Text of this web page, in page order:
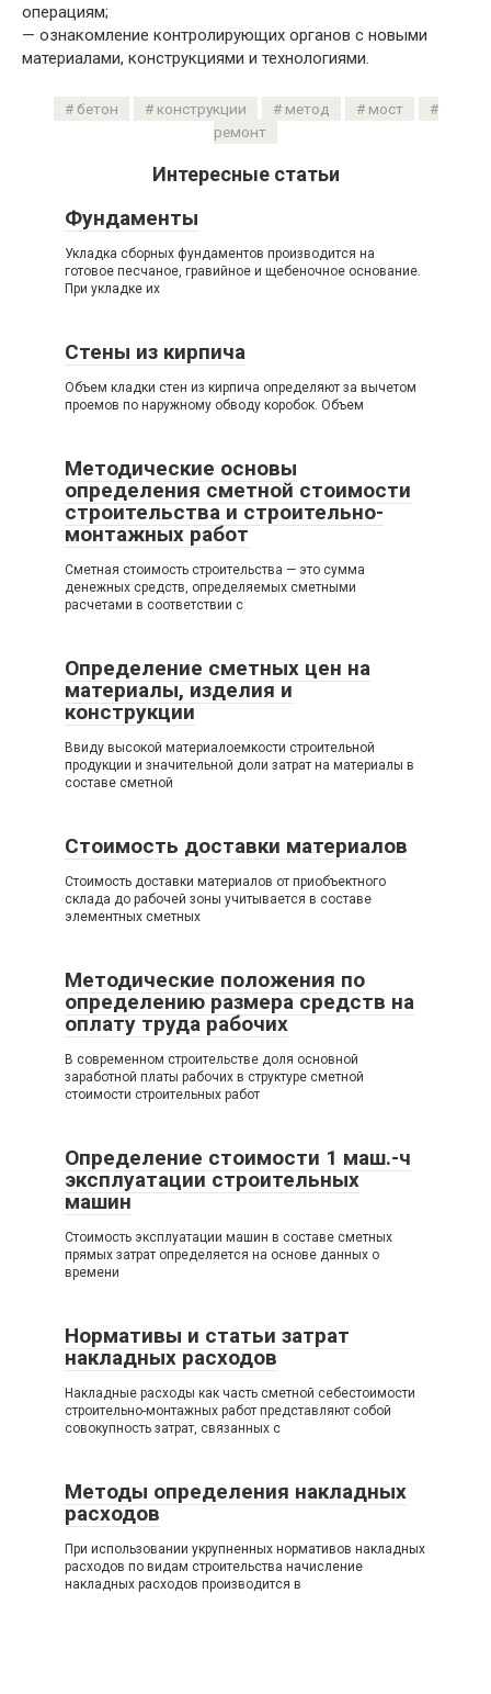
операциям;
— ознакомление контролирующих органов с новыми
материалами, конструкциями и технологиями.
бетон конструкции метод
мост
ремонт
Интересные статьи
Фундаменты
Укладка сборных фундаментов производится на
готовое песчаное, гравийное и щебеночное основание.
При укладке их
Стены из кирпича
Объем кладки стен из кирпича определяют за вычетом
проемов по наружному обводу коробок. Объем
Методические основы
определения сметной стоимости
строительства и строительно-
монтажных работ
Сметная стоимость строительства — это сумма
денежных средств, определяемых сметными
расчетами в соответствии с
Определение сметных цен на
материалы, изделия и
конструкции
Ввиду высокой материалоемкости строительной
продукции и значительной доли затрат на материалы в
составе сметной
Стоимость доставки материалов
Стоимость доставки материалов от приобъектного
склада до рабочей зоны учитывается в составе
элементных сметных
Методические положения по
определению размера средств на
оплату труда рабочих
В современном строительстве доля основной
заработной платы рабочих в структуре сметной
стоимости строительных работ
Определение стоимости 1 маш.-ч
эксплуатации строительных
машин
Стоимость эксплуатации машин в составе сметных
прямых затрат определяется на основе данных о
времени
Нормативы и статьи затрат
накладных расходов
Накладные расходы как часть сметной себестоимости
строительно-монтажных работ представляют собой
совокупность затрат, связанных с
Методы определения накладных
расходов
При использовании укрупненных нормативов накладных
расходов по видам строительства начисление
накладных расходов производится в